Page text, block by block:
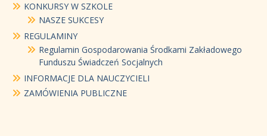
KONKURSY W SZKOLE
NASZE SUKCESY
REGULAMINY
Regulamin Gospodarowania Środkami Zakładowego
Funduszu Świadczeń Socjalnych
INFORMACJE DLA NAUCZYCIELI
ZAMÓWIENIA PUBLICZNE